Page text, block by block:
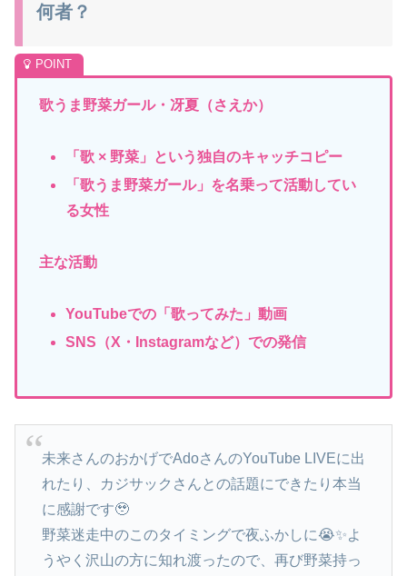
何者？
歌うま野菜ガール・冴夏（さえか）
「歌 × 野菜」という独自のキャッチコピー
「歌うま野菜ガール」を名乗って活動してい
る女性
主な活動
YouTubeでの「歌ってみた」動画
SNS（X・Instagramなど）での発信
未来さんのおかげでAdoさんのYouTube LIVEに出
れたり、カジサックさんとの話題にできたり本当
に感謝です🥹
野菜迷走中のこのタイミングで夜ふかしに😭✨️よ
うやく沢山の方に知れ渡ったので、再び野菜持っ